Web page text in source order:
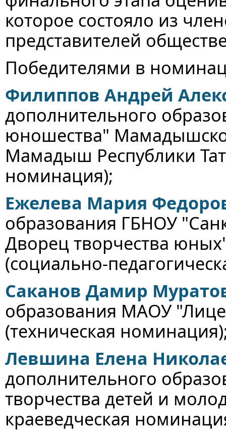
которое состояло из
представителей
Победителями в
Филиппов Андрей
дополнительного
юношества"
Мамадыш Республики
номинация);
Ежелева Мария
образования ГБНОУ
Дворец творчества
(социально-
Саканов Дамир
образования МАОУ
(техническая
Левшина Елена
дополнительного
творчества детей и
краеведческая